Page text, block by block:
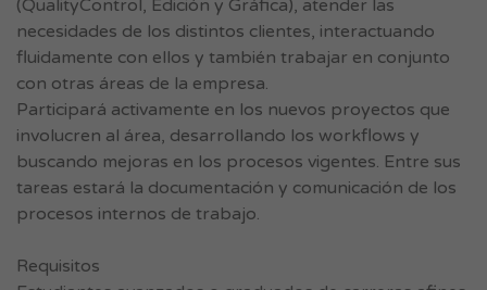
(QualityControl, Edición y Gráfica), atender las
necesidades de los distintos clientes, interactuando
fluidamente con ellos y también trabajar en conjunto
con otras áreas de la empresa.
Participará activamente en los nuevos proyectos que
involucren al área, desarrollando los workflows y
buscando mejoras en los procesos vigentes. Entre sus
tareas estará la documentación y comunicación de los
procesos internos de trabajo.
Requisitos